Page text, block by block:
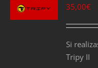
35,00€
Si
Tripy II